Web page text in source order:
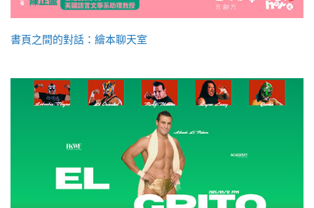
書頁之間的對話：繪本聊天室